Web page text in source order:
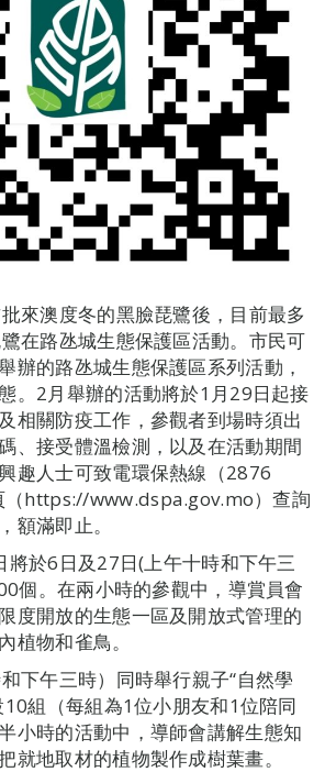
來澳度冬的黑臉琵鷺後，目前最多
在路氹城生態保護區活動。市民可
辦的路氹城生態保護區系列活動，
。2月舉辦的活動將於1月29日起接
相關防疫工作，參觀者到場時須出
、接受體溫檢測，以及在活動期間
趣人士可致電環保熱線（2876
（https://www.dspa.gov.mo）查詢
額滿即止。
將於6日及27日(上午十時和下午三
個。在兩小時的參觀中，導賞員會
度開放的生態一區及開放式管理的
植物和雀鳥。
下午三時）同時舉行親子“自然學
組（每組為1位小朋友和1位陪同
小時的活動中，導師會講解生態知
就地取材的植物製作成樹葉畫。